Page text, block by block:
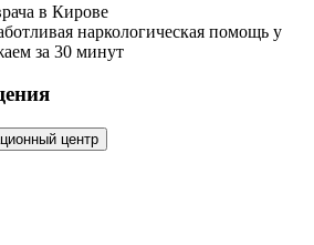
в Кирове
наркологическая помощь у
за 30 минут
центр